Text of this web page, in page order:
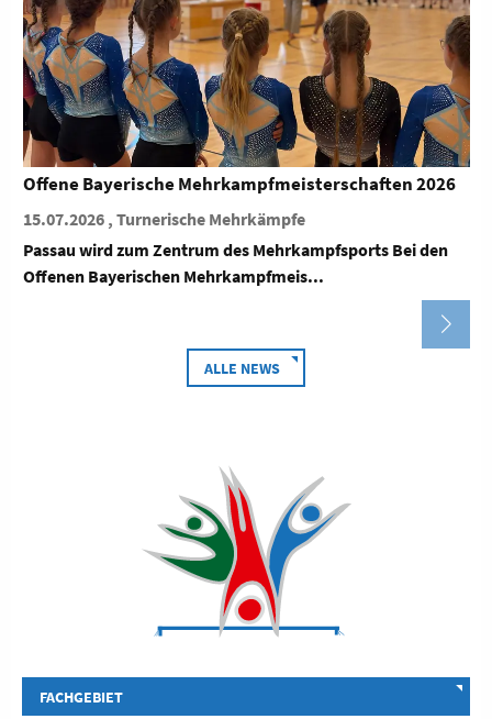
Gaufrühjahrsturnfest (TG Main-Spessart)
02.05.2026 , Turnerische Mehrkämpfe
Am vergangenen Samstag (2.5.26) fand bei herrlichem
Wetter das Gaufrühjahrsturnfest in den tue...
ALLE NEWS
FACHGEBIET